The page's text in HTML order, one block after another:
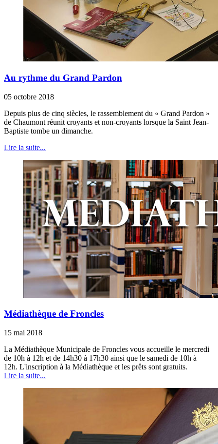
Au rythme du Grand Pardon
05 octobre 2018
Depuis plus de cinq siècles, le rassemblement du « Grand Pardon »
de Chaumont réunit croyants et non-croyants lorsque la Saint Jean-
Baptiste tombe un dimanche.
Lire la suite...
Médiathèque de Froncles
15 mai 2018
La Médiathèque Municipale de Froncles vous accueille le mercredi
de 10h à 12h et de 14h30 à 17h30 ainsi que le samedi de 10h à
12h. L'inscription à la Médiathèque et les prêts sont gratuits.
Lire la suite...